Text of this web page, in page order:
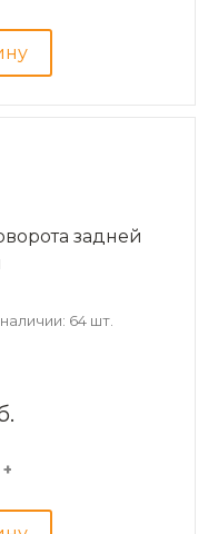
задней
64 шт.
+